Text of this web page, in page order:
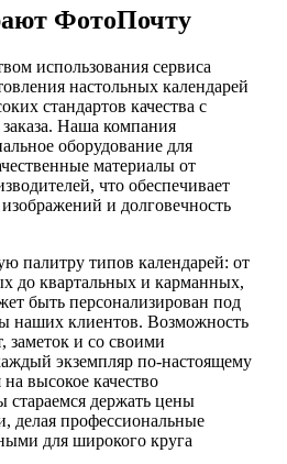
ФотоПочту
использования сервиса
настольных календарей
стандартов качества с
Наша компания
оборудование для
материалы от
что обеспечивает
и долговечность
палитру типов календарей: от
до квартальных и карманных,
быть персонализирован под
наших клиентов. Возможность
заметок и со своими
экземпляр по-настоящему
высокое качество
стараемся держать цены
делая профессиональные
для широкого круга